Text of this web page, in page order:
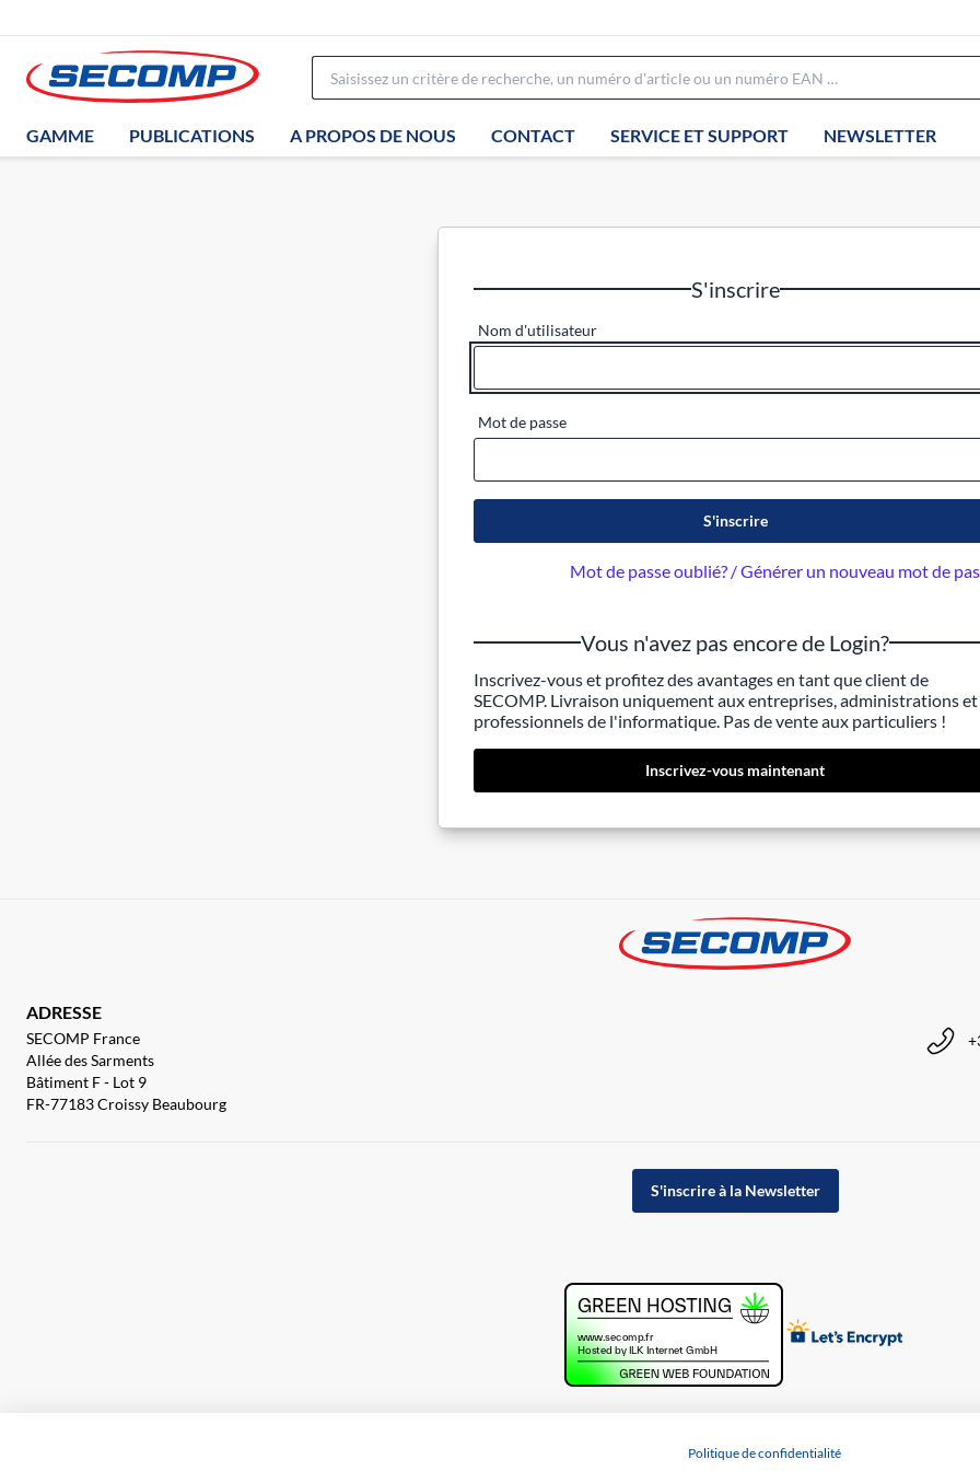
GAMME PUBLICATIONS A PROPOS DE NOUS CONTACT SERVICE ET SUPPORT NEWSLETTER
S'inscrire
Nom d'utilisateur
Mot de passe
S'inscrire
Mot de passe oublié? / Générer un nouveau mot de
Vous n'avez pas encore de Login?
Inscrivez-vous et profitez des avantages en tant que client de
SECOMP. Livraison uniquement aux entreprises, administrations et
professionnels de l'informatique. Pas de vente aux particuliers !
Inscrivez-vous maintenant
ADRESSE
SECOMP France
Allée des Sarments
Bâtiment F - Lot 9
FR-77183 Croissy Beaubourg
S'inscrire à la Newsletter
Politique de confidentialité